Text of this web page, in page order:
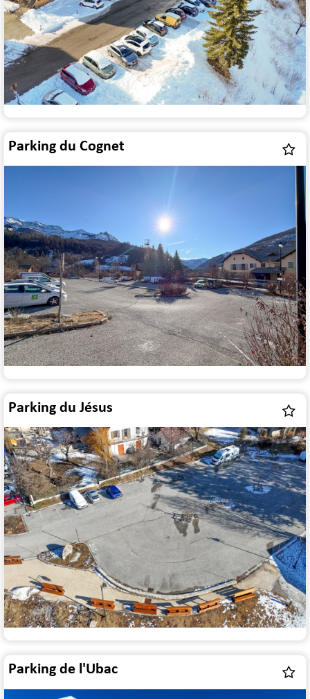
Parking du Cognet
Parking du Jésus
Parking de l'Ubac